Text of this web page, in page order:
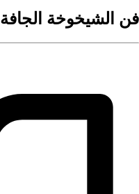
فن الشيخوخة الجافة